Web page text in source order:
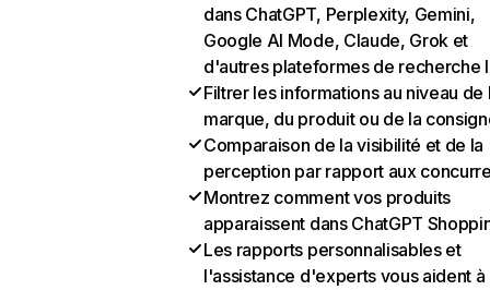
dans ChatGPT, Perplexity, Gemini,
Google AI Mode, Claude, Grok et
d'autres plateformes de recherche
Filtrer les informations au niveau de
marque, du produit ou de la
Comparaison de la visibilité et de la
perception par rapport aux
Montrez comment vos produits
apparaissent dans ChatGPT
Les rapports personnalisables et
l'assistance d'experts vous aident à